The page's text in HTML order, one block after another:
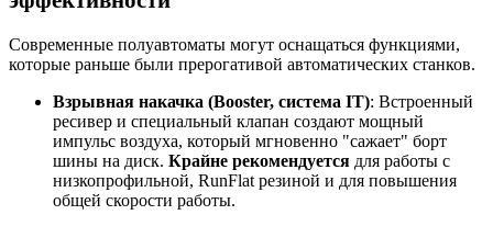
Современные полуавтоматы могут оснащаться функциями,
которые раньше были прерогативой автоматических станков.
Взрывная накачка (Booster, система IT): Встроенный
ресивер и специальный клапан создают мощный
импульс воздуха, который мгновенно "сажает" борт
шины на диск. Крайне рекомендуется для работы с
низкопрофильной, RunFlat резиной и для повышения
общей скорости работы.